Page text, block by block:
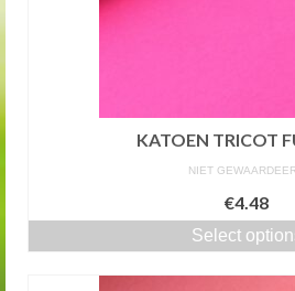
KATOEN TRICOT
NIET
€4.48
Select